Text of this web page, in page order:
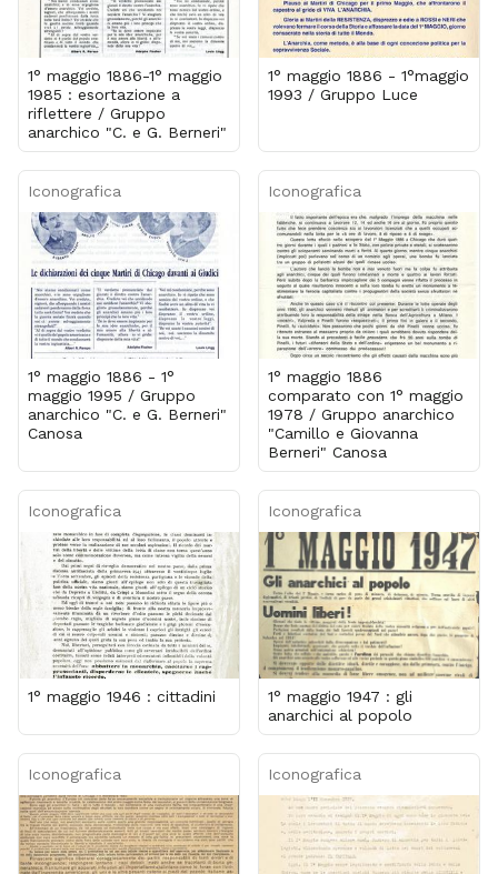
1° maggio 1886-1° maggio
1985 : esortazione a
riflettere / Gruppo
anarchico "C. e G. Berneri"
1° maggio 1886 - 1°maggio
1993 / Gruppo Luce
Iconografica
1° maggio 1886 - 1°
maggio 1995 / Gruppo
anarchico "C. e G. Berneri"
Canosa
Iconografica
1° maggio 1886
comparato con 1° maggio
1978 / Gruppo anarchico
"Camillo e Giovanna
Berneri" Canosa
Iconografica
1° maggio 1946 : cittadini
Iconografica
1° maggio 1947 : gli
anarchici al popolo
Iconografica Iconografica